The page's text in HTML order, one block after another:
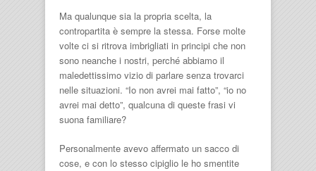
Ma qualunque sia la propria scelta, la
contropartita è sempre la stessa. Forse molte
volte ci si ritrova imbrigliati in principi che non
sono neanche i nostri, perché abbiamo il
maledettissimo vizio di parlare senza trovarci
nelle situazioni. “Io non avrei mai fatto”, “io no
avrei mai detto”, qualcuna di queste frasi vi
suona familiare?
Personalmente avevo affermato un sacco di
cose, e con lo stesso cipiglio le ho smentite